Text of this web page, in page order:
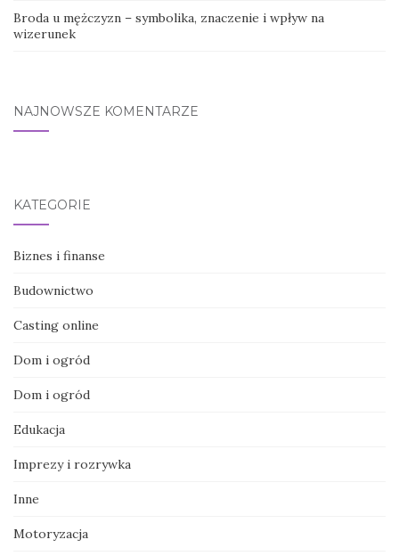
Broda u mężczyzn – symbolika, znaczenie i wpływ na
wizerunek
NAJNOWSZE KOMENTARZE
KATEGORIE
Biznes i finanse
Budownictwo
Casting online
Dom i ogród
Dom i ogród
Edukacja
Imprezy i rozrywka
Inne
Motoryzacja